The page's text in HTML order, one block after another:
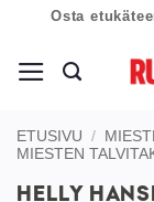
content
Osta
ETUSIVU /
MIESTEN
HELLY